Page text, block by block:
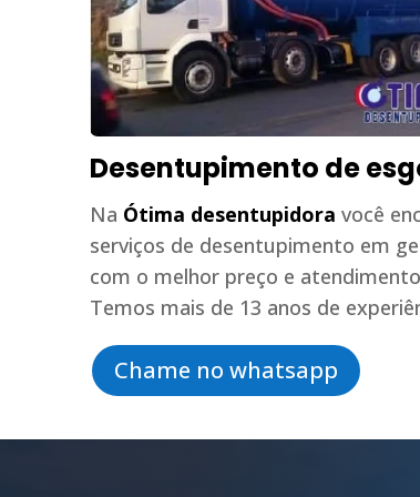
Desentupimento de
Na Ótima desentupidora você
serviços de desentupimento em
com o melhor preço e
Temos mais de 13 anos de
Chame no whatsapp